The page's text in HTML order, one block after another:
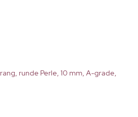
runde Perle, 10 mm, A-grade,